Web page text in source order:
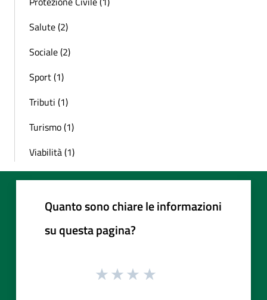
Salute (2)
Sociale (2)
Sport (1)
Tributi (1)
Turismo (1)
Viabilità (1)
Quanto sono chiare le informazioni
su questa pagina?